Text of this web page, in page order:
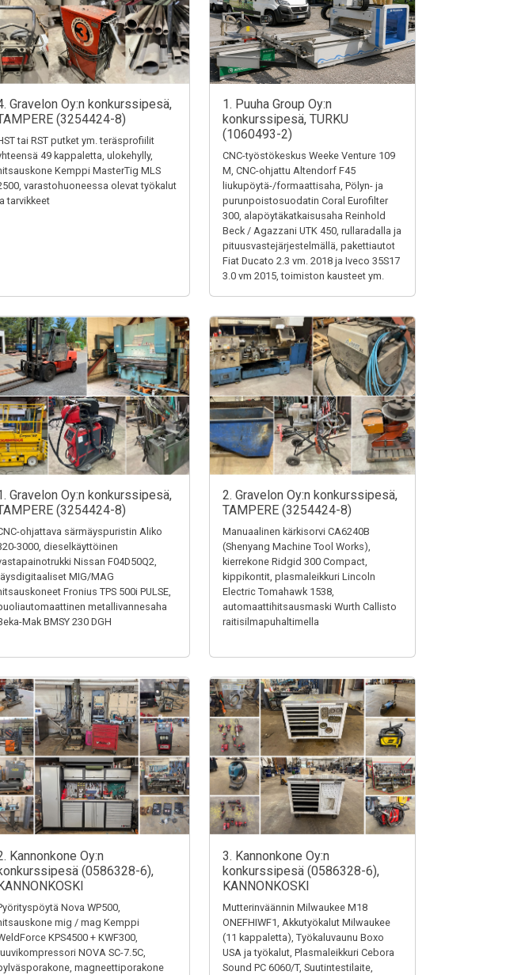
Gravelon Oy:n konkurssipesä,
(3254424-8)
tai RST putket ym. teräsprofiilit
49 kappaletta, ulokehylly,
Kemppi MasterTig MLS
varastohuoneessa olevat työkalut
tarvikkeet
1. Puuha Group Oy:n
konkurssipesä, TURKU
(1060493-2)
CNC-työstökeskus Weeke Venture 109
M, CNC-ohjattu Altendorf F45
liukupöytä-/formaattisaha, Pölyn- ja
purunpoistosuodatin Coral Eurofilter
300, alapöytäkatkaisusaha Reinhold
Beck / Agazzani UTK 450, rullaradalla ja
pituusvastejärjestelmällä, pakettiautot
Fiat Ducato 2.3 vm. 2018 ja Iveco 35S17
3.0 vm 2015, toimiston kausteet ym.
Gravelon Oy:n konkurssipesä,
(3254424-8)
ohjattava särmäyspuristin Aliko
3000, dieselkäyttöinen
Nissan F04D50Q2,
MIG/MAG
Fronius TPS 500i PULSE,
metallivannesaha
Mak BMSY 230 DGH
2. Gravelon Oy:n konkurssipesä,
TAMPERE (3254424-8)
Manuaalinen kärkisorvi CA6240B
(Shenyang Machine Tool Works),
kierrekone Ridgid 300 Compact,
kippikontit, plasmaleikkuri Lincoln
Electric Tomahawk 1538,
automaattihitsausmaski Wurth Callisto
raitisilmapuhaltimella
Kannonkone Oy:n
(0586328-6),
Nova WP500,
mig / mag Kemppi
KPS4500 + KWF300,
NOVA SC-7.5C,
magneettiporakone
3. Kannonkone Oy:n
konkurssipesä (0586328-6),
KANNONKOSKI
Mutterinväännin Milwaukee M18
ONEFHIWF1, Akkutyökalut Milwaukee
(11 kappaletta), Työkaluvaunu Boxo
USA ja työkalut, Plasmaleikkuri Cebora
Sound PC 6060/T, Suutintestilaite,